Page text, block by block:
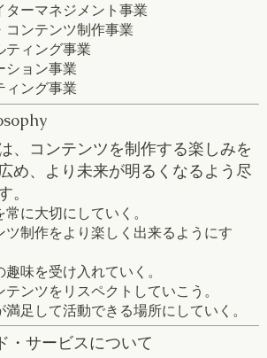
ターマネジメント事業​
コンテンツ制作事業
ティング事業
ション事業
ィング事業
、コンテンツを制作する楽しみを
め、より未来が明るくなるよう尽
。
に大切にしていく。
ツ制作をより楽しく出来るようにす
味を受け入れていく。
テンツをリスペクトしていこう。
満足して活動できる場所にしていく。
・サービスについて